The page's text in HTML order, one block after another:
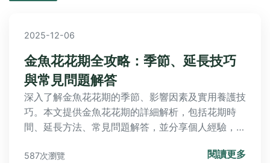
2025-12-06
金魚花花期全攻略：季節、延長技巧
與常見問題解答
深入了解金魚花花期的季節、影響因素及實用養護技
巧。本文提供金魚花花期的詳細解析，包括花期時
間、延長方法、常見問題解答，並分享個人經驗，幫
587次瀏覽 閱讀更多